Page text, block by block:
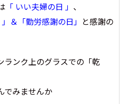
「 いい夫婦の日 」 、
＆「勤労感謝の日」 と感謝の
ランク上のグラスでの「乾
でみませんか